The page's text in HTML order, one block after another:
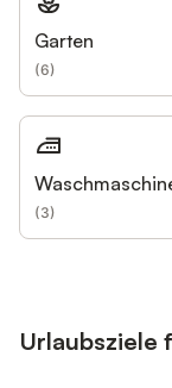
Garten
(6)
(3)
Urlaubsziele